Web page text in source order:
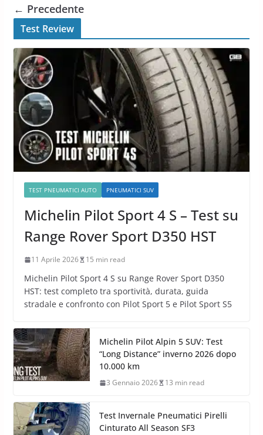
← Precedente
Test Review
TEST PNEUMATICI AUTO PNEUMATICI SUV
Michelin Pilot Sport 4 S – Test su
Range Rover Sport D350 HST
11 Aprile 2026 15 min read
Michelin Pilot Sport 4 S su Range Rover Sport D350
HST: test completo tra sportività, durata, guida
stradale e confronto con Pilot Sport 5 e Pilot Sport S5
Michelin Pilot Alpin 5 SUV: Test
“Long Distance” inverno 2026 dopo
10.000 km
3 Gennaio 2026 13 min read
Test Invernale Pneumatici Pirelli
Cinturato All Season SF3